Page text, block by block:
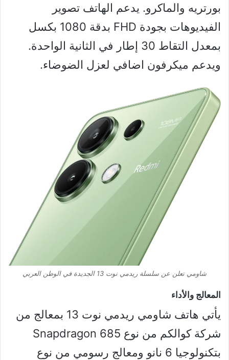
بورتريه والماكرو. يدعم الهاتف تصوير
الفيديوهات بجودة FHD بدقة 1080 بكسل
بمعدل التقاط 30 إطار في الثانية الواحدة.
ويدعم ميكرفون اضافي لعزل الضوضاء.
شاومي تعلن عن سلسلة ريدمي نوت 13 الجديدة في الوطن العربي
المعالج والأداء
يأتي هاتف شاومي ريدمي نوت 13 بمعالج من
شركة كوالكم من نوع Snapdragon 685
بتكنولوجيا 6 نانو ومعالج رسومي من نوع